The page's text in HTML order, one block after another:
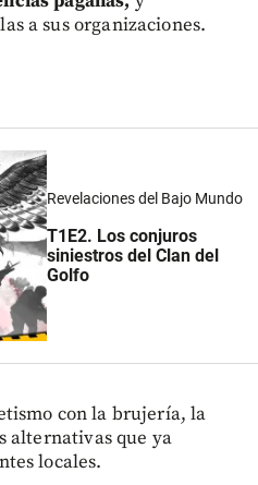
a sus organizaciones.
Revelaciones del Bajo Mundo
T1E2. Los conjuros
siniestros del Clan del
Golfo
con la brujería, la
alternativas que ya
locales.